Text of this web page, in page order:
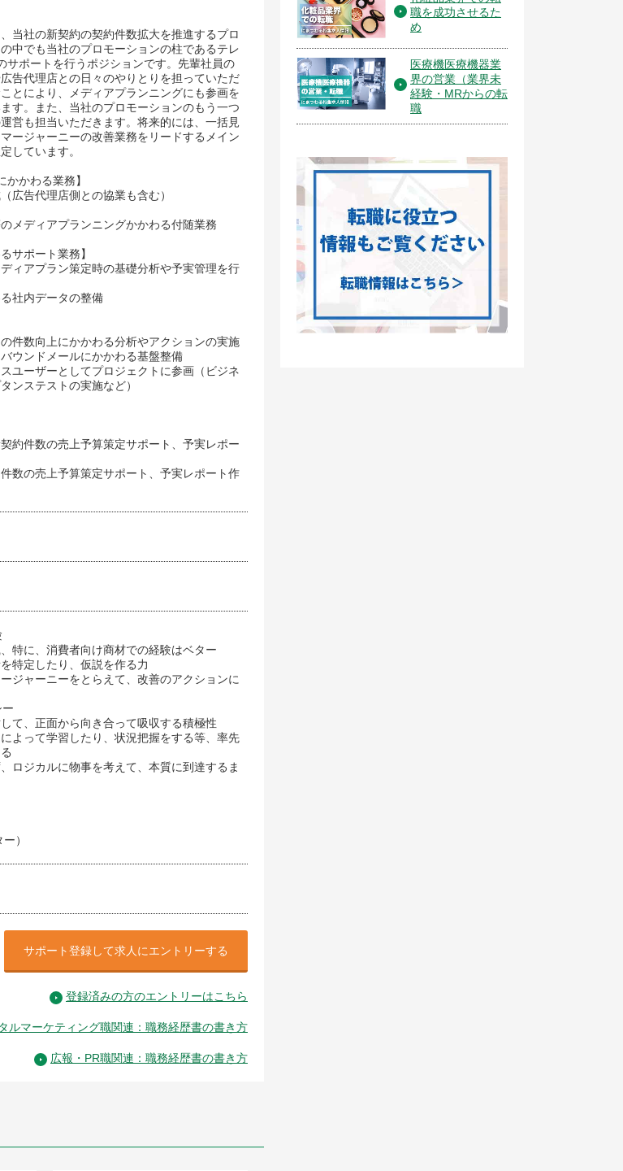
当社の新契約の契約件数拡大を推進するプロ
中でも当社のプロモーションの柱であるテレ
サポートを行うポジションです。先輩社員の
告代理店との日々のやりとりを担っていただ
とにより、メディアプランニングにも参画を
す。また、当社のプロモーションのもう一つ
営も担当いただきます。将来的には、一括見
ージャーニーの改善業務をリードするメイン
しています。
かかわる業務】
広告代理店側との協業も含む）
メディアプランニングかかわる付随業務
サポート業務】
ィアプラン策定時の基礎分析や予実管理を行
社内データの整備
件数向上にかかわる分析やアクションの実施
ウンドメールにかかわる基盤整備
ユーザーとしてプロジェクトに参画（ビジネ
ンステストの実施など）
約件数の売上予算策定サポート、予実レポー
数の売上予算策定サポート、予実レポート作
特に、消費者向け商材での経験はベター
特定したり、仮説を作る力
ジャーニーをとらえて、改善のアクションに
て、正面から向き合って吸収する積極性
よって学習したり、状況把握をする等、率先
ロジカルに物事を考えて、本質に到達するま
）
サポート登録して求人にエントリーする
登録済みの方のエントリーはこちら
ルマーケティング職関連：職務経歴書の書き方
広報・PR職関連：職務経歴書の書き方
職を成功させるた
め
医療機医療機器業
界の営業（業界未
経験・MRからの転
職